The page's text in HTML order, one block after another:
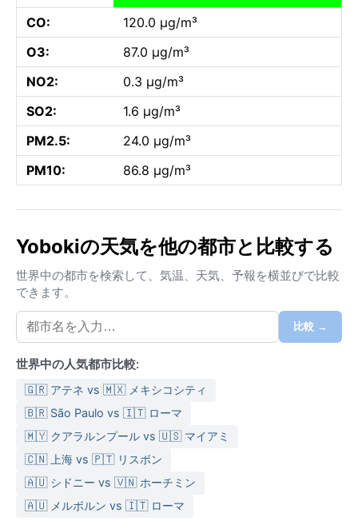
CO:
120.0 µg/m³
O3:
87.0 µg/m³
NO2:
0.3 µg/m³
SO2:
1.6 µg/m³
PM2.5:
24.0 µg/m³
PM10:
86.8 µg/m³
Yobokiの天気を他の都市と比較する
世界中の都市を検索して、気温、天気、予報を横並びで比較
できます。
比較 →
世界中の人気都市比較:
🇬🇷 アテネ vs 🇲🇽 メキシコシティ
🇧🇷 São Paulo vs 🇮🇹 ローマ
🇲🇾 クアラルンプール vs 🇺🇸 マイアミ
🇨🇳 上海 vs 🇵🇹 リスボン
🇦🇺 シドニー vs 🇻🇳 ホーチミン
🇦🇺 メルボルン vs 🇮🇹 ローマ